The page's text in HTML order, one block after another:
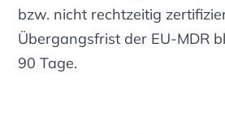
bzw. nicht rechtzeitig
Übergangsfrist der EU-MDR
90 Tage.